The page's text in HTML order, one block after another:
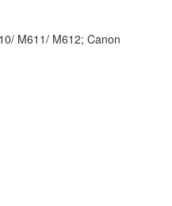
M611/ M612; Canon